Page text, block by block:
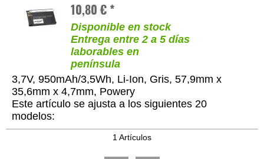
10,80 € *
Disponible en stock
Entrega entre 2 a 5 días
laborables en
península
3,7V, 950mAh/3,5Wh, Li-Ion, Gris, 57,9mm x
35,6mm x 4,7mm, Powery
Este artículo se ajusta a los siguientes 20
modelos:
1 Artículos